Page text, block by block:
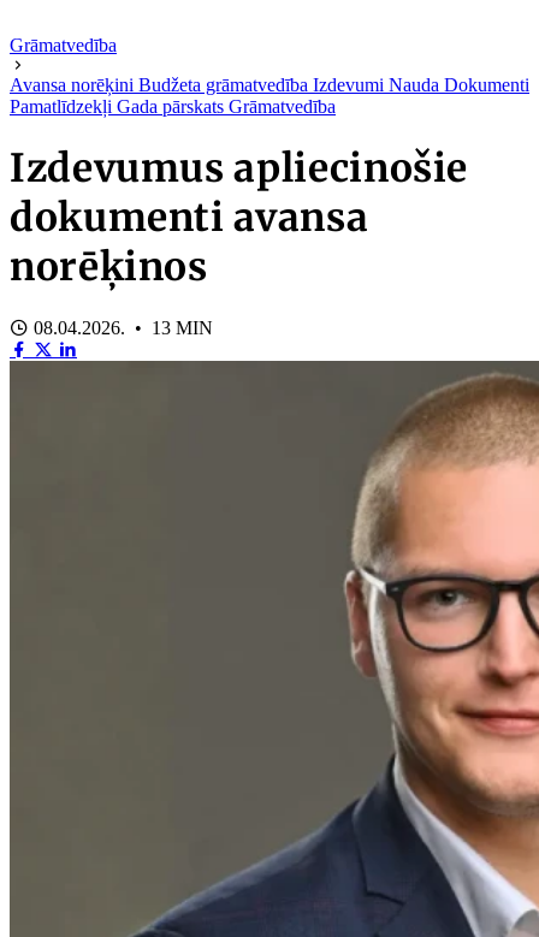
Grāmatvedība
Avansa norēķini Budžeta grāmatvedība Izdevumi Nauda Dokumenti
Pamatlīdzekļi Gada pārskats Grāmatvedība
Izdevumus apliecinošie
dokumenti avansa
norēķinos
08.04.2026. • 13 MIN